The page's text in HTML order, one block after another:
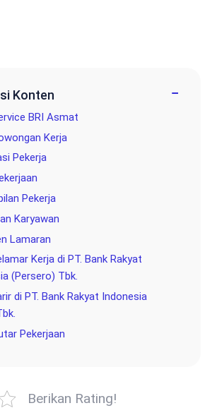
Konten −
BRI Asmat
Kerja
Pekerja
Pekerja
Karyawan
Lamaran
Kerja di PT. Bank Rakyat
(Persero) Tbk.
di PT. Bank Rakyat Indonesia
Pekerjaan
Berikan Rating!